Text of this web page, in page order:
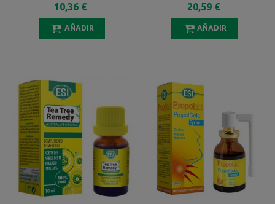
10,36 €
AÑADIR
20,59 €
AÑADIR